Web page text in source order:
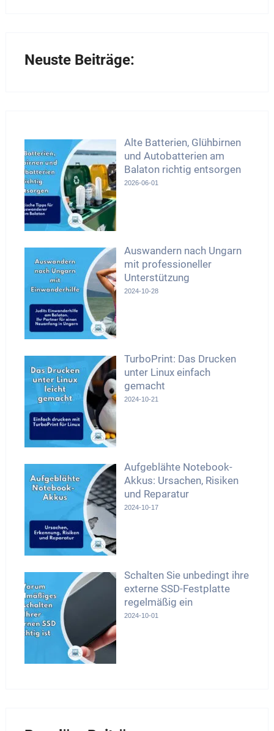
Neuste Beiträge:
Alte Batterien, Glühbirnen
und Autobatterien am
Balaton richtig entsorgen
2026-06-01
Auswandern nach Ungarn
mit professioneller
Unterstützung
2024-10-28
TurboPrint: Das Drucken
unter Linux einfach
gemacht
2024-10-21
Aufgeblähte Notebook-
Akkus: Ursachen, Risiken
und Reparatur
2024-10-17
Schalten Sie unbedingt ihre
externe SSD-Festplatte
regelmäßig ein
2024-10-01